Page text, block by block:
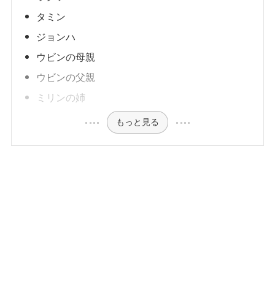
タミン
ジョンハ
ウビンの母親
ウビンの父親
ミリンの姉
もっと見る